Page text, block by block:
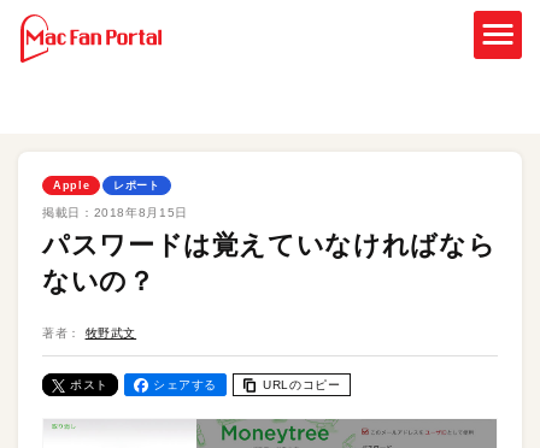
Apple レポート
掲載日： 2018年8月15日
パスワードは覚えていなければなら
ないの？
著者： 牧野武文
ポスト シェアする URLのコピー